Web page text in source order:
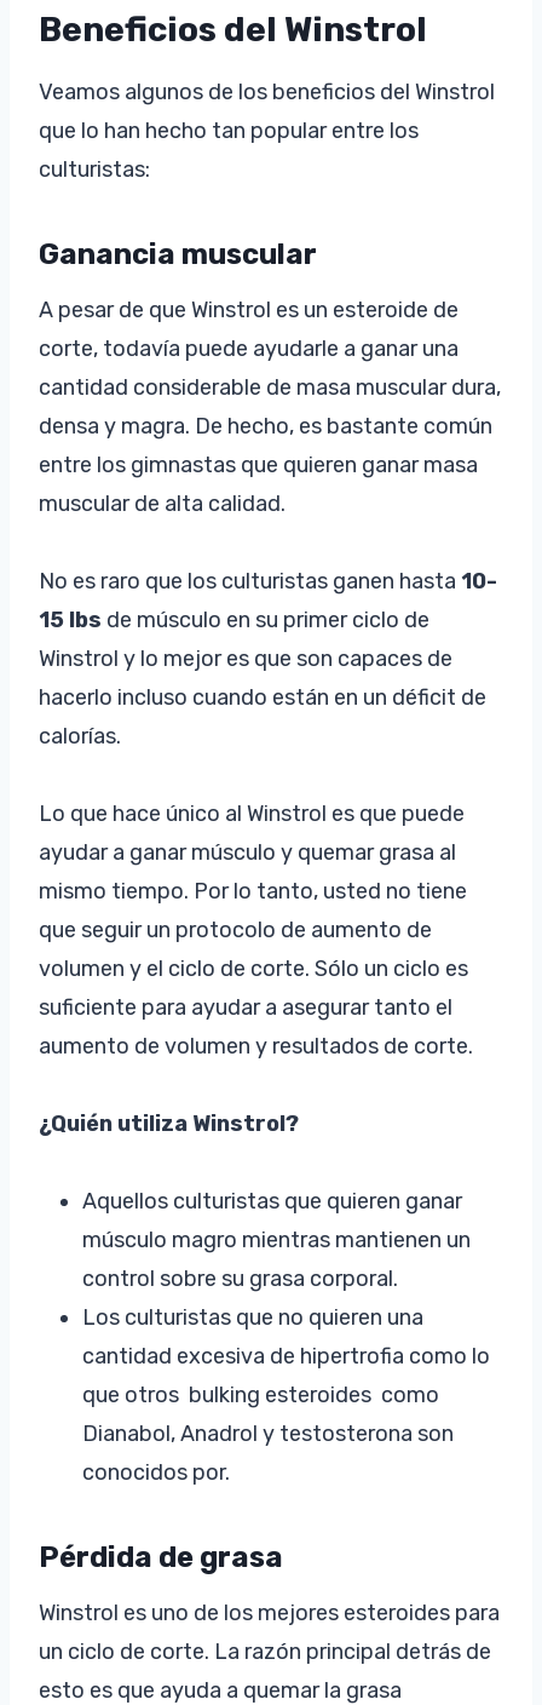
Beneficios del Winstrol
Veamos algunos de los beneficios del Winstrol
que lo han hecho tan popular entre los
culturistas:
Ganancia muscular
A pesar de que Winstrol es un esteroide de
corte, todavía puede ayudarle a ganar una
cantidad considerable de masa muscular dura,
densa y magra. De hecho, es bastante común
entre los gimnastas que quieren ganar masa
muscular de alta calidad.
No es raro que los culturistas ganen hasta 10-
15 lbs de músculo en su primer ciclo de
Winstrol y lo mejor es que son capaces de
hacerlo incluso cuando están en un déficit de
calorías.
Lo que hace único al Winstrol es que puede
ayudar a ganar músculo y quemar grasa al
mismo tiempo. Por lo tanto, usted no tiene
que seguir un protocolo de aumento de
volumen y el ciclo de corte. Sólo un ciclo es
suficiente para ayudar a asegurar tanto el
aumento de volumen y resultados de corte.
¿Quién utiliza Winstrol?
Aquellos culturistas que quieren ganar
músculo magro mientras mantienen un
control sobre su grasa corporal.
Los culturistas que no quieren una
cantidad excesiva de hipertrofia como lo
que otros bulking esteroides como
Dianabol, Anadrol y testosterona son
conocidos por.
Pérdida de grasa
Winstrol es uno de los mejores esteroides para
un ciclo de corte. La razón principal detrás de
esto es que ayuda a quemar la grasa